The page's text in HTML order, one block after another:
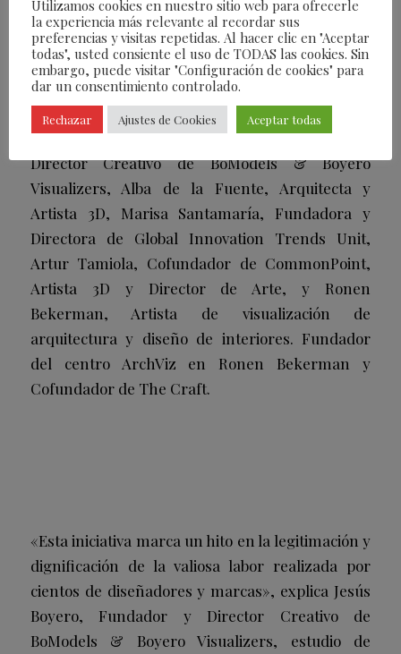
Las candidaturas ganadoras fueron evaluadas
por un Jurado formado por José A. Gandía-
Blasco Canales, CEO y Director Creativo de
Gandia Blasco Group, Jesús Boyero, Fundador y
Director Creativo de BoModels & Boyero
Visualizers, Alba de la Fuente, Arquitecta y
Artista 3D, Marisa Santamaría, Fundadora y
Directora de Global Innovation Trends Unit,
Artur Tamiola, Cofundador de CommonPoint,
Artista 3D y Director de Arte, y Ronen
Bekerman, Artista de visualización de
arquitectura y diseño de interiores. Fundador
del centro ArchViz en Ronen Bekerman y
Cofundador de The Craft.
«Esta iniciativa marca un hito en la legitimación y
dignificación de la valiosa labor realizada por
cientos de diseñadores y marcas», explica Jesús
Boyero, Fundador y Director Creativo de
BoModels & Boyero Visualizers, estudio de
Utilizamos cookies en nuestro sitio web para ofrecerle
la experiencia más relevante al recordar sus
preferencias y visitas repetidas. Al hacer clic en "Aceptar
todas", usted consiente el uso de TODAS las cookies. Sin
embargo, puede visitar "Configuración de cookies" para
dar un consentimiento controlado.
Rechazar Ajustes de Cookies Aceptar todas